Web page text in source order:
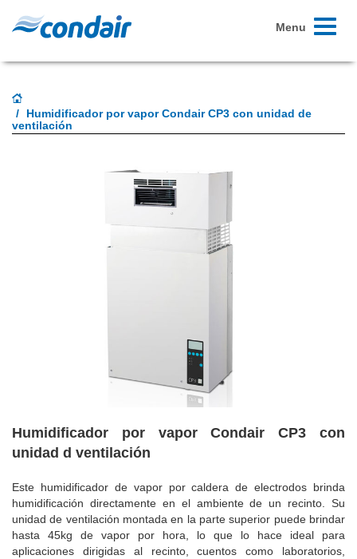
Toggle
Menu
Humidificador por vapor Condair CP3 con unidad de
ventilación
Humidificador por vapor Condair CP3 con
unidad d ventilación
Este humidificador de vapor por caldera de electrodos brinda
humidificación directamente en el ambiente de un recinto. Su
unidad de ventilación montada en la parte superior puede brindar
hasta 45kg de vapor por hora, lo que lo hace ideal para
aplicaciones dirigidas al recinto, cuentos como laboratorios,